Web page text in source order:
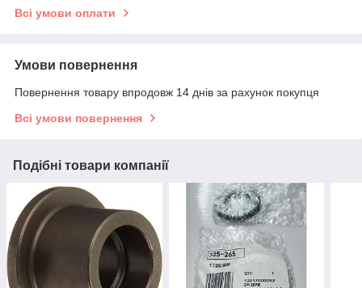
Всі умови оплати
Умови повернення
Повернення товару впродовж 14 днів за рахунок покупця
Всі умови повернення
Подібні товари компанії